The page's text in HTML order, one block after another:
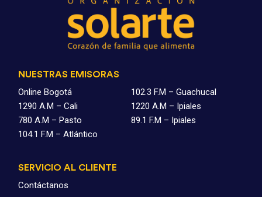
NUESTRAS EMISORAS
Online Bogotá
1290 A.M – Cali
780 A.M – Pasto
104.1 F.M – Atlántico
102.3 F.M – Guachucal
1220 A.M – Ipiales
89.1 F.M – Ipiales
SERVICIO AL CLIENTE
Contáctanos